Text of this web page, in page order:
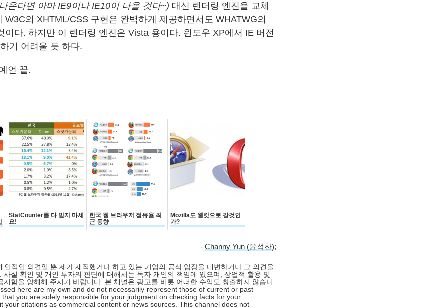
온다면 아마 IE9이나 IE10이 나올 것다~) 대신 렌더링 엔진을 교체
W3C의 XHTML/CSS 구현은 완벽하게 제공하면서도 WHATWG의
이다. 하지만 이 렌더링 엔진은 Vista 용이다. 윈도우 XP에서 IE 버전
기 어려울 듯 하다.
언 끝.
StatCounter를 다 믿지 마세
요!
한국 웹 브라우저 점유율 최
근 동향
Mozilla도 웹킷으로 갈것인
가?
- Channy Yun (윤석찬);
인적인 의견일 뿐 제가 재직했거나 하고 있는 기업의 공식 입장을 대변하거나 그 의견을
사실 확인 및 개인 투자의 판단에 대해서는 독자 개인의 책임에 있으며, 상업적 활용 및
지함을 양해해 주시기 바랍니다. 본 채널은 광고를 비롯 어떠한 수익도 창출하지 않습니
here are my own and do not necessarily represent those of current or past
you are solely responsible for your judgment on checking facts for your
your citations as commercial content or news sources. This channel does not